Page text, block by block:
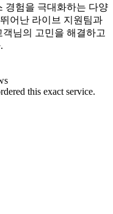
경험을 극대화하는 다양
어난 라이브 지원팀과
님의 고민을 해결하고
this exact service.